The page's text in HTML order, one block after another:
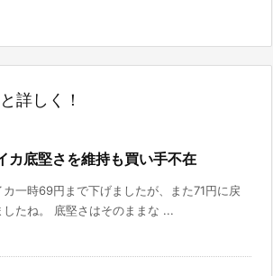
詳しく！
カ底堅さを維持も買い手不在
カ一時69円まで下げましたが、また71円に戻
したね。 底堅さはそのままな ...